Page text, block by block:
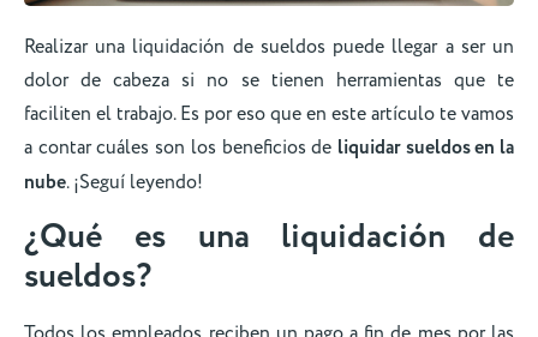
Realizar una liquidación de sueldos puede llegar a ser un
dolor de cabeza si no se tienen herramientas que te
faciliten el trabajo. Es por eso que en este artículo te vamos
a contar cuáles son los beneficios de liquidar sueldos en la
nube. ¡Seguí leyendo!
¿Qué es una liquidación de
sueldos?